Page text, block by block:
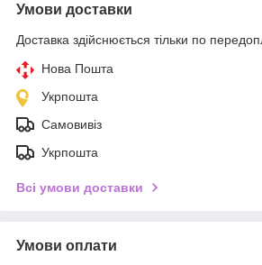
Умови доставки
Доставка здійснюється тільки по
Нова Пошта
Укрпошта
Самовивіз
Укрпошта
Всі умови доставки
Умови оплати